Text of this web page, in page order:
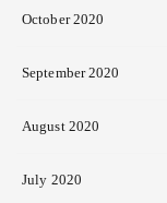
October 2020
September 2020
August 2020
July 2020